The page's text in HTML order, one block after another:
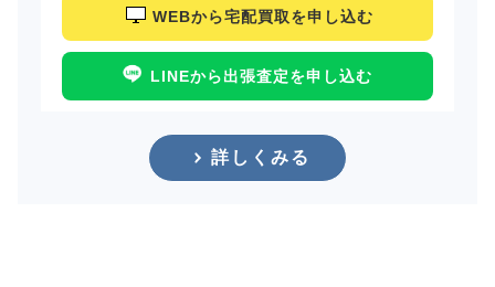
WEBから宅配買取を申し込む
LINEから出張査定を申し込む
詳しくみる